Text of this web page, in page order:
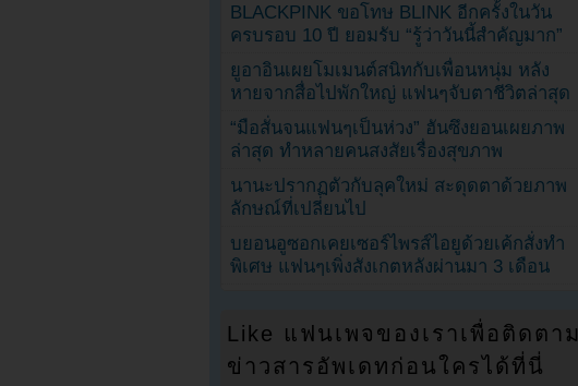
BLACKPINK ขอโทษ BLINK อีกครั้งในวัน
ครบรอบ 10 ปี ยอมรับ “รู้ว่าวันนี้สำคัญมาก”
ยูอาอินเผยโมเมนต์สนิทกับเพื่อนหนุ่ม หลัง
หายจากสื่อไปพักใหญ่ แฟนๆจับตาชีวิตล่าสุด
“มือสั่นจนแฟนๆเป็นห่วง” ฮันซึงยอนเผยภาพ
ล่าสุด ทำหลายคนสงสัยเรื่องสุขภาพ
นานะปรากฏตัวกับลุคใหม่ สะดุดตาด้วยภาพ
ลักษณ์ที่เปลี่ยนไป
บยอนอูซอกเคยเซอร์ไพรส์ไอยูด้วยเค้กสั่งทำ
พิเศษ แฟนๆเพิ่งสังเกตหลังผ่านมา 3 เดือน
Like แฟนเพจของเราเพื่อติดตาม
ข่าวสารอัพเดทก่อนใครได้ที่นี่